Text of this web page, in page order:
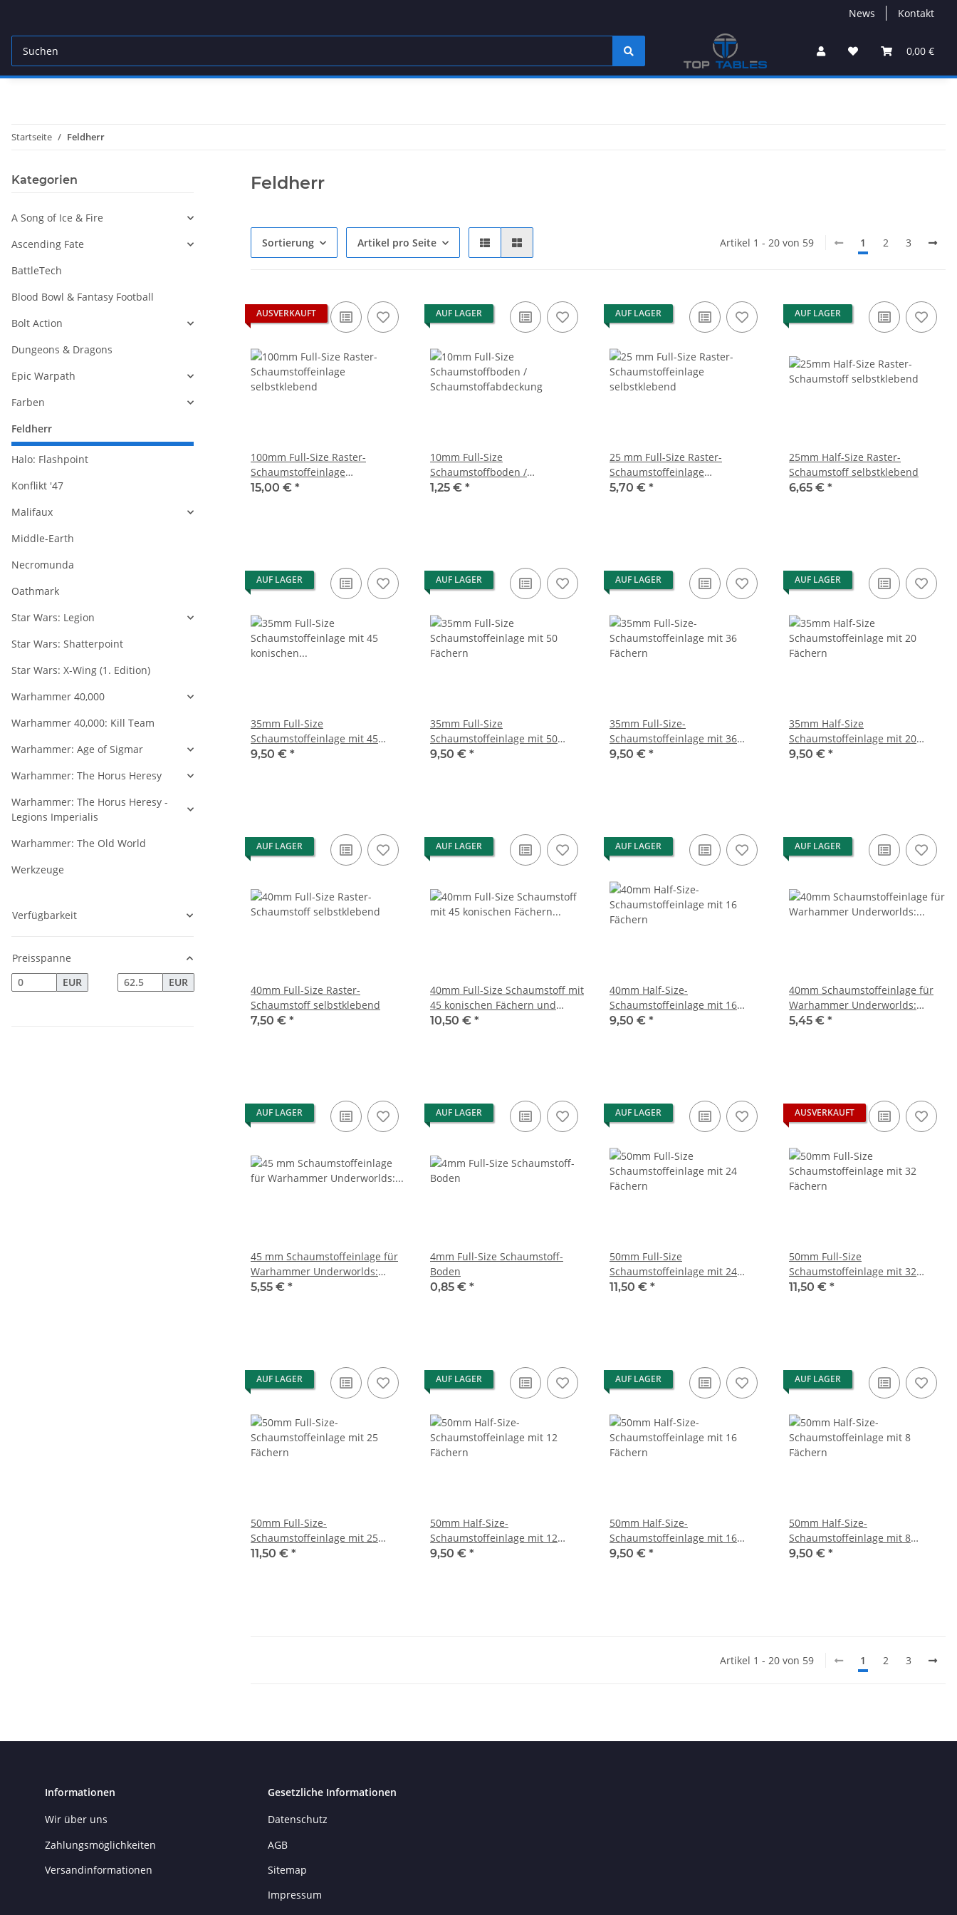
News Kontakt
0,00 €
Startseite Feldherr
Feldherr
Sortierung Artikel pro Seite Artikel 1 - 20 von 59 1 2 3
AUSVERKAUFT
100mm Full-Size Raster-
Schaumstoffeinlage
selbstklebend
15,00 € *
AUF LAGER
10mm Full-Size
Schaumstoffboden /
Schaumstoffabdeckung
1,25 € *
AUF LAGER
25 mm Full-Size Raster-
Schaumstoffeinlage
selbstklebend
5,70 € *
AUF LAGER
25mm Half-Size Raster-
Schaumstoff selbstklebend
6,65 € *
AUF LAGER
35mm Full-Size
Schaumstoffeinlage mit 45
konischen Fächern und
9,50 € *
AUF LAGER
35mm Full-Size
Schaumstoffeinlage mit 50
Fächern
9,50 € *
AUF LAGER
35mm Full-Size-
Schaumstoffeinlage mit 36
Fächern
9,50 € *
AUF LAGER
35mm Half-Size
Schaumstoffeinlage mit 20
Fächern
9,50 € *
AUF LAGER
40mm Full-Size Raster-
Schaumstoff selbstklebend
7,50 € *
AUF LAGER
40mm Full-Size Schaumstoff mit
45 konischen Fächern und
angeklebtem Boden
10,50 € *
AUF LAGER
40mm Half-Size-
Schaumstoffeinlage mit 16
Fächern
9,50 € *
AUF LAGER
40mm Schaumstoffeinlage für
Warhammer Underworlds:
Shadespire - Die Auserwählten
5,45 € *
AUF LAGER
45 mm Schaumstoffeinlage für
Warhammer Underworlds:
Shadespire - Eisenschädels
5,55 € *
AUF LAGER
4mm Full-Size Schaumstoff-
Boden
0,85 € *
AUF LAGER
50mm Full-Size
Schaumstoffeinlage mit 24
Fächern
11,50 € *
AUSVERKAUFT
50mm Full-Size
Schaumstoffeinlage mit 32
Fächern
11,50 € *
AUF LAGER
50mm Full-Size-
Schaumstoffeinlage mit 25
Fächern
11,50 € *
AUF LAGER
50mm Half-Size-
Schaumstoffeinlage mit 12
Fächern
9,50 € *
AUF LAGER
50mm Half-Size-
Schaumstoffeinlage mit 16
Fächern
9,50 € *
AUF LAGER
50mm Half-Size-
Schaumstoffeinlage mit 8
Fächern
9,50 € *
Artikel 1 - 20 von 59 1 2 3
Kategorien
A Song of Ice & Fire
Ascending Fate
BattleTech
Blood Bowl & Fantasy Football
Bolt Action
Dungeons & Dragons
Epic Warpath
Farben
Feldherr
Halo: Flashpoint
Konflikt '47
Malifaux
Middle-Earth
Necromunda
Oathmark
Star Wars: Legion
Star Wars: Shatterpoint
Star Wars: X-Wing (1. Edition)
Warhammer 40,000
Warhammer 40,000: Kill Team
Warhammer: Age of Sigmar
Warhammer: The Horus Heresy
Warhammer: The Horus Heresy -
Legions Imperialis
Warhammer: The Old World
Werkzeuge
Verfügbarkeit
Preisspanne
EUR
EUR
Informationen
Wir über uns
Zahlungsmöglichkeiten
Versandinformationen
Gesetzliche Informationen
Datenschutz
AGB
Sitemap
Impressum